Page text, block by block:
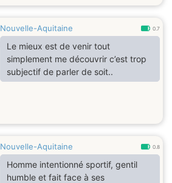
Nouvelle-Aquitaine 0.7
Le mieux est de venir tout
simplement me découvrir c’est trop
subjectif de parler de soit..
Nouvelle-Aquitaine 0.8
Homme intentionné sportif, gentil
humble et fait face à ses